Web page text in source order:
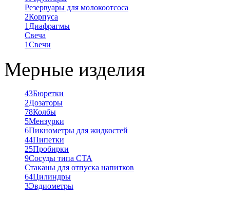
Резервуары для молокоотсоса
2Корпуса
1 Диафрагмы
Свеча
1Свечи
Мерные изделия
43Бюретки
2Дозаторы
78Колбы
5Мензурки
6Пикнометры для жидкостей
44Пипетки
25Пробирки
9Сосуды типа СТА
Стаканы для отпуска напитков
64Цилиндры
3Эвдиометры